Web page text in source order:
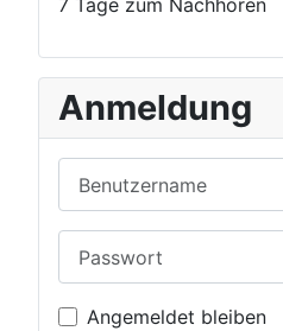
7 Tage zum Nachhören
Anmeldung
Angemeldet bleiben